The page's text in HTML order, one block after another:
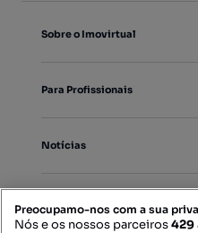
Sobre o Imovirtual
Para Profissionais
Notícias
Preocupamo-nos com a sua
Nós e os nossos parceiros429